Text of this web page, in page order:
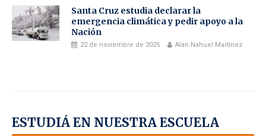
Santa Cruz estudia declarar la
emergencia climática y pedir apoyo a la
Nación
22 de noviembre de 2025 Alan Nahuel Martínez
ESTUDIÁ EN NUESTRA ESCUELA